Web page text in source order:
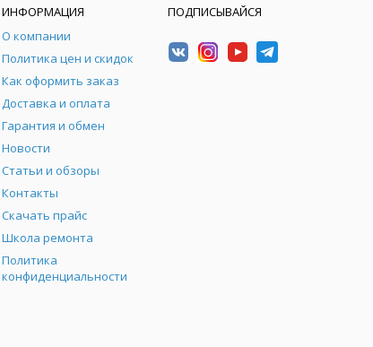
ИНФОРМАЦИЯ
О компании
Политика цен и скидок
Как оформить заказ
Доставка и оплата
Гарантия и обмен
Новости
Статьи и обзоры
Контакты
Скачать прайс
Школа ремонта
Политика
конфиденциальности
ПОДПИСЫВАЙСЯ